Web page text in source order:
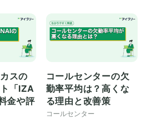
スの
「IZA
金や評
コールセンターの欠
勤率平均は？高くな
る理由と改善策
コールセンター